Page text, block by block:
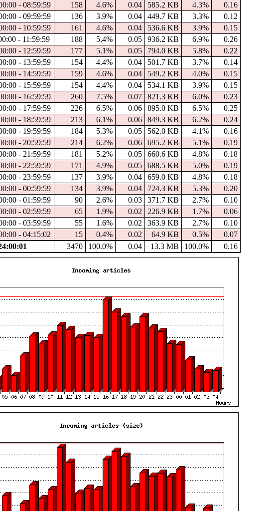
- 08:59:59
158 4.6% 0.04 585.2 KB 4.3%
0.16
- 09:59:59
136 3.9% 0.04 449.7 KB 3.3%
0.12
- 10:59:59
161 4.6% 0.04 536.6 KB 3.9%
0.15
- 11:59:59
188 5.4% 0.05 936.2 KB 6.9%
0.26
- 12:59:59
177 5.1% 0.05 794.0 KB 5.8%
0.22
- 13:59:59
154 4.4% 0.04 501.7 KB 3.7%
0.14
- 14:59:59
159 4.6% 0.04 549.2 KB 4.0%
0.15
- 15:59:59
154 4.4% 0.04 534.1 KB 3.9%
0.15
- 16:59:59
260 7.5% 0.07 821.3 KB 6.0%
0.23
- 17:59:59
226 6.5% 0.06 895.0 KB 6.5%
0.25
- 18:59:59
213 6.1% 0.06 849.3 KB 6.2%
0.24
- 19:59:59
184 5.3% 0.05 562.0 KB 4.1%
0.16
- 20:59:59
214 6.2% 0.06 695.2 KB 5.1%
0.19
- 21:59:59
181 5.2% 0.05 660.6 KB 4.8%
0.18
- 22:59:59
171 4.9% 0.05 688.5 KB 5.0%
0.19
- 23:59:59
137 3.9% 0.04 659.0 KB 4.8%
0.18
- 00:59:59
134 3.9% 0.04 724.3 KB 5.3%
0.20
- 01:59:59
90 2.6% 0.03 371.7 KB 2.7%
0.10
- 02:59:59
65 1.9% 0.02 226.9 KB 1.7%
0.06
- 03:59:59
55 1.6% 0.02 363.9 KB 2.7%
0.10
- 04:15:02
15 0.4% 0.02 64.9 KB 0.5%
0.07
3470 100.0% 0.04 13.3 MB 100.0% 0.16